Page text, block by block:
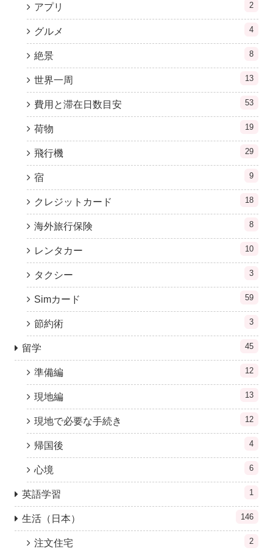
アプリ 2
グルメ 4
絶景 8
世界一周 13
費用と滞在日数目安 53
荷物 19
飛行機 29
宿 9
クレジットカード 18
海外旅行保険 8
レンタカー 10
タクシー 3
Simカード 59
節約術 3
留学 45
準備編 12
現地編 13
現地で必要な手続き 12
帰国後 4
心境 6
英語学習 1
生活（日本） 146
注文住宅 2